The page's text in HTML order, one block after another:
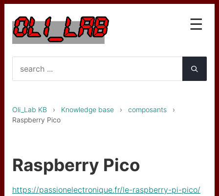
Oli_Lab KB › Knowledge base › composants ›
Raspberry Pico
Raspberry Pico
https://passionelectronique.fr/le-raspberry-pi-pico/
☰
Knowledge base
Interfaces
LST le Star Trk
Wireless gyro
Wireless gyro BNO055